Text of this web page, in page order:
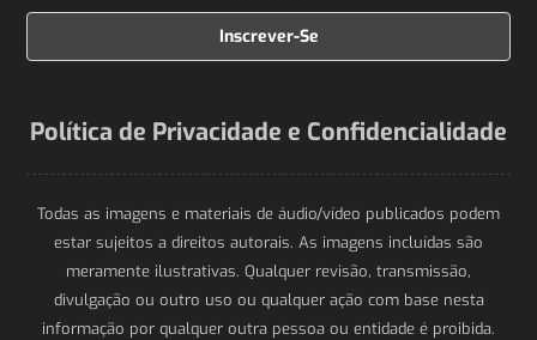
Política de Privacidade e Confidencialidade
Todas as imagens e materiais de áudio/vídeo publicados podem
estar sujeitos a direitos autorais. As imagens incluídas são
meramente ilustrativas. Qualquer revisão, transmissão,
divulgação ou outro uso ou qualquer ação com base nesta
informação por qualquer outra pessoa ou entidade é proibida.